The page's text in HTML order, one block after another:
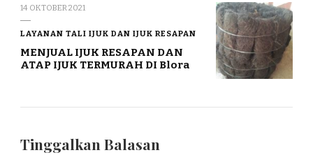
14 OKTOBER 2021
LAYANAN TALI IJUK DAN IJUK RESAPAN
MENJUAL IJUK RESAPAN DAN
ATAP IJUK TERMURAH DI Blora
Tinggalkan Balasan